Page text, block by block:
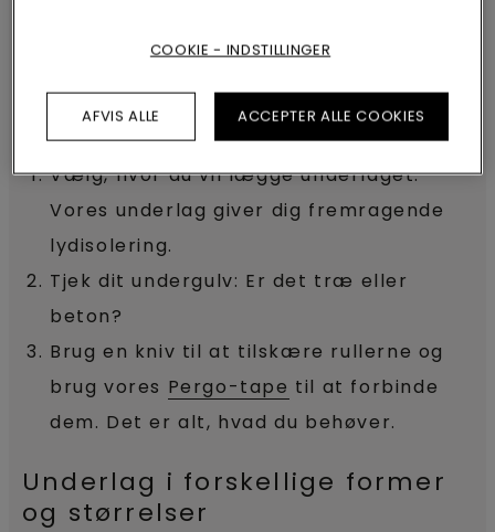
Sådan finder du det rigtige
underlag:
Vælg, hvor du vil lægge underlaget.
Vores underlag giver dig fremragende
lydisolering.
Tjek dit undergulv: Er det træ eller
beton?
Brug en kniv til at tilskære rullerne og
brug vores Pergo-tape til at forbinde
dem. Det er alt, hvad du behøver.
Underlag i forskellige former
og størrelser
COOKIE - INDSTILLINGER
AFVIS ALLE ACCEPTER ALLE COOKIES